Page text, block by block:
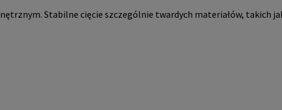
Stabilne cięcie szczególnie twardych materiałów,